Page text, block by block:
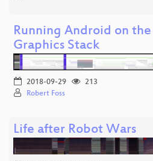
Running Android on
Graphics Stack
2018-09-29
213
Robert Foss
Life after Robot Wars